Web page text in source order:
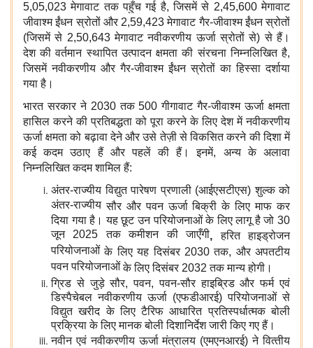
5,05,023 मेगावाट तक पहुँच गई है, जिसमें से 2,45,600 मेगावाट
जीवाश्म ईंधन स्रोतों और 2,59,423 मेगावाट गैर-जीवाश्म ईंधन स्रोतों
(जिसमें से 2,50,643 मेगावाट नवीकरणीय ऊर्जा स्रोतों से) से हैं।
देश की वर्तमान स्थापित उत्पादन क्षमता की संरचना निम्‍नलिखित है,
जिसमें नवीकरणीय और गैर-जीवाश्म ईंधन स्रोतों का हिस्सा दर्शाया
गया है।
भारत सरकार ने 2030 तक 500 गीगावाट गैर-जीवाश्म ऊर्जा क्षमता
हासिल करने की प्रतिबद्धता को पूरा करने के लिए देश में नवीकरणीय
ऊर्जा क्षमता को बढ़ावा देने और उसे तेज़ी से विकसित करने की दिशा में
कई कदम उठाए हैं और पहलें की हैं। इनमें, अन्‍य के अलावा
निम्नलिखित कदम शामिल हैं:
अंतर-राज्यीय विद्युत पारेषण प्रणाली (आईएसटीएस) शुल्क को
अंतर-राज्यीय सौर और पवन ऊर्जा बिक्री के लिए माफ कर
दिया गया है। यह छूट उन परियोजनाओं के लिए लागू है जो 30
जून 2025 तक कमीशन की जाएँगी,हरित हाइड्रोजन
परियोजनाओं के लिए यह दिसंबर 2030 तक, और अपतटीय
पवन परियोजनाओं के लिए दिसंबर 2032 तक मान्य होगी।
ग्रिड से जुड़े सौर, पवन, पवन-सौर हाइब्रिड और फर्म एवं
डिस्पैचेबल नवीकरणीय ऊर्जा (एफडीआरई) परियोजनाओं से
विद्युत खरीद के लिए टैरिफ आधारित प्रतिस्पर्धात्मक बोली
प्रक्रिया के लिए मानक बोली दिशानिर्देश जारी किए गए हैं।
नवीन एवं नवीकरणीय ऊर्जा मंत्रालय (एमएनआरई) ने वित्‍तीय